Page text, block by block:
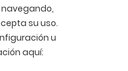
navegando,
su uso.
u
aquí:
AVISO LEGAL
por